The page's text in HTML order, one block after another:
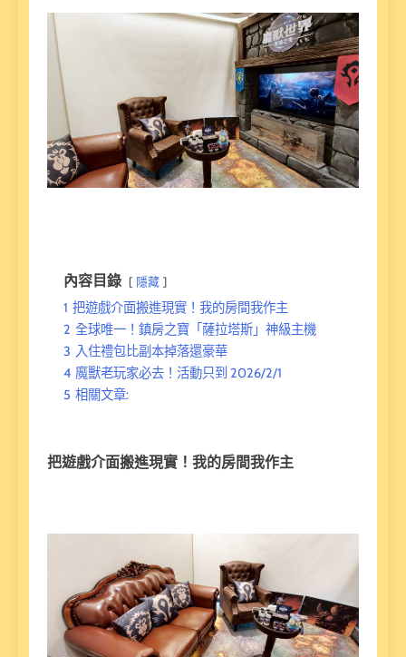
內容目錄 隱藏
1 把遊戲介面搬進現實！我的房間我作主
2 全球唯一！鎮房之寶「薩拉塔斯」神級主機
3 入住禮包比副本掉落還豪華
4 魔獸老玩家必去！活動只到 2026/2/1
5 相關文章:
把遊戲介面搬進現實！我的房間我作主